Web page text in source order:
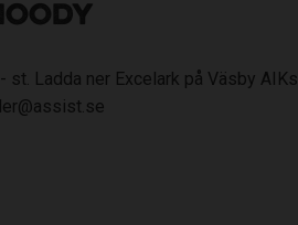
Ladda ner Excelark på Väsby AIKs